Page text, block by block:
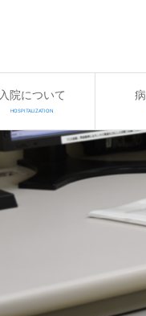
入院について
HOSPITALIZATION